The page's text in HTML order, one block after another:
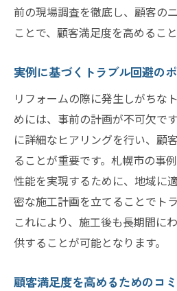
前の現場調査を徹底し、顧客の
ことで、顧客満足度を高めること
実例に基づくトラブル回避の
リフォームの際に発生しがちな
めには、事前の計画が不可欠で
に詳細なヒアリングを行い、顧
ることが重要です。札幌市の事
性能を実現するために、地域に
密な施工計画を立てることでト
これにより、施工後も長期間に
供することが可能となります。
顧客満足度を高めるためのコ